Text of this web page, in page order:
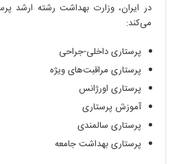
در ایران، وزارت بهداشت رشته ارشد
می‌کند:
پرستاری داخلی-جراحی
پرستاری مراقبت‌های ویژه
پرستاری اورژانس
آموزش پرستاری
پرستاری سالمندی
پرستاری بهداشت جامعه